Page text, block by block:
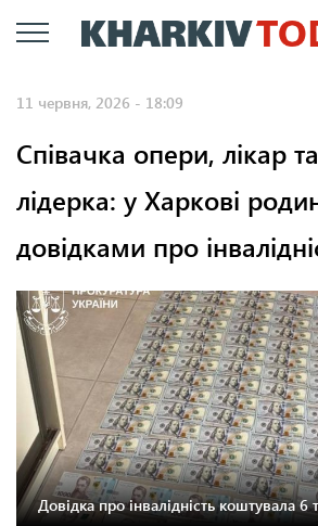
Перейти
до
11 червня, 2026 - 18:09
Співачка опери, лікар
лідерка: у Харкові
довідками про
Довідка про інвалідність коштувала 6